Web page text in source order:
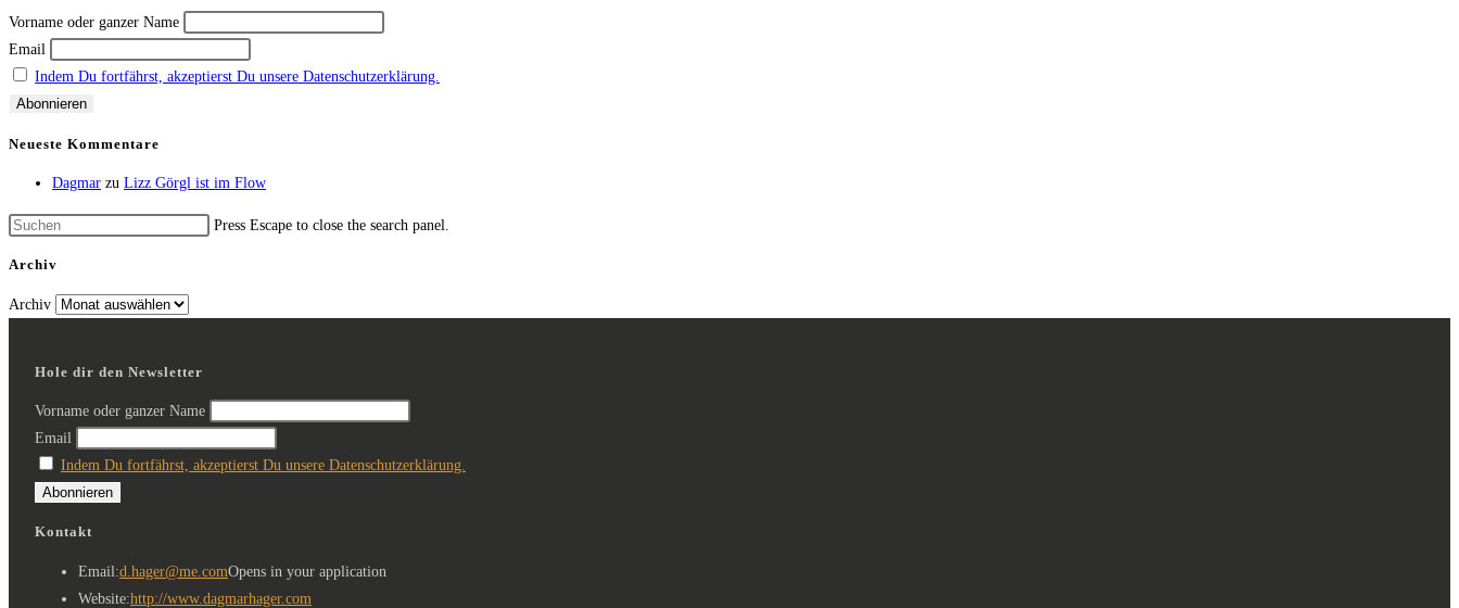
Vorname oder ganzer Name
Email
Indem Du fortfährst, akzeptierst Du unsere Datenschutzerklärung.
Neueste Kommentare
Dagmar zu Lizz Görgl ist im Flow
Press Escape to close the search panel.
Archiv
Archiv
Hole dir den Newsletter
Vorname oder ganzer Name
Email
Indem Du fortfährst, akzeptierst Du unsere Datenschutzerklärung.
Kontakt
Email:d.hager@me.comOpens in your application
Website:http://www.dagmarhager.com